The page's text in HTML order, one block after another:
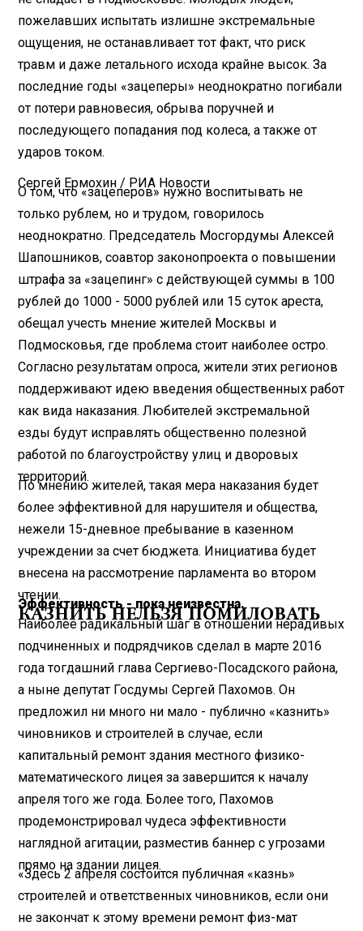
пожелавших испытать излишне экстремальные
ощущения, не останавливает тот факт, что риск
травм и даже летального исхода крайне высок. За
последние годы «зацеперы» неоднократно погибали
от потери равновесия, обрыва поручней и
последующего попадания под колеса, а также от
ударов током.
Сергей Ермохин / РИА Новости
О том, что «зацеперов» нужно воспитывать не
только рублем, но и трудом, говорилось
неоднократно. Председатель Мосгордумы Алексей
Шапошников, соавтор законопроекта о повышении
штрафа за «зацепинг» с действующей суммы в 100
рублей до 1000 - 5000 рублей или 15 суток ареста,
обещал учесть мнение жителей Москвы и
Подмосковья, где проблема стоит наиболее остро.
Согласно результатам опроса, жители этих регионов
поддерживают идею введения общественных работ
как вида наказания. Любителей экстремальной
езды будут исправлять общественно полезной
работой по благоустройству улиц и дворовых
территорий.
По мнению жителей, такая мера наказания будет
более эффективной для нарушителя и общества,
нежели 15-дневное пребывание в казенном
учреждении за счет бюджета. Инициатива будет
внесена на рассмотрение парламента во втором
чтении.
Эффективность - пока неизвестна.
КАЗНИТЬ НЕЛЬЗЯ ПОМИЛОВАТЬ
Наиболее радикальный шаг в отношении нерадивых
подчиненных и подрядчиков сделал в марте 2016
года тогдашний глава Сергиево-Посадского района,
а ныне депутат Госдумы Сергей Пахомов. Он
предложил ни много ни мало - публично «казнить»
чиновников и строителей в случае, если
капитальный ремонт здания местного физико-
математического лицея за завершится к началу
апреля того же года. Более того, Пахомов
продемонстрировал чудеса эффективности
наглядной агитации, разместив баннер с угрозами
прямо на здании лицея.
«Здесь 2 апреля состоится публичная «казнь»
строителей и ответственных чиновников, если они
не закончат к этому времени ремонт физ-мат